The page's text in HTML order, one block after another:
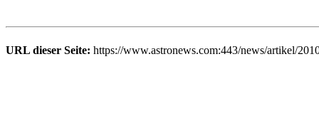
URL dieser Seite: https://www.astronews.com:443/news/artikel/